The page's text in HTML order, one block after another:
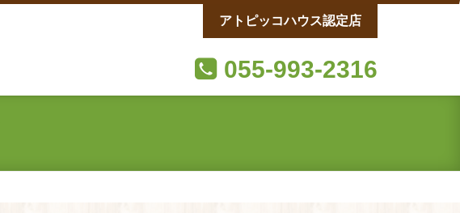
055-993-2316
アトピッコハウス認定店